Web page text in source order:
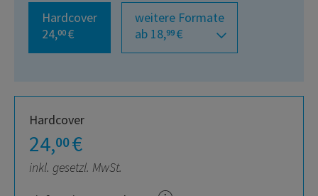
Hardcover
24,00 €
weitere Formate
ab 18,99 €
Hardcover
24,00€
inkl. gesetzl. MwSt.